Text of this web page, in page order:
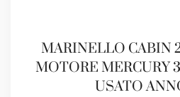
MARINELLO CABIN
MOTORE MERCURY
USATO